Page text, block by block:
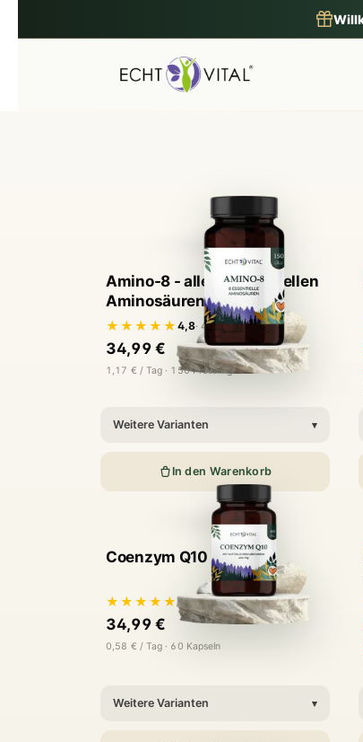
Amino-8 - alle 8 essenziellen
Aminosäuren
★★★★★ 4,8· 40 Bewertungen
34,99 €
1,17 € / Tag · 150 Presslinge
Weitere Varianten ▾
In den Warenkorb
Coenzym Q10
★★★★★4,9· 58 Bewertungen
34,99 €
0,58 € / Tag · 60 Kapseln
Weitere Varianten ▾